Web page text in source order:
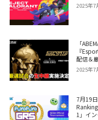
2025年7
「
『
配信＆
2025年7
7月19
1」イ